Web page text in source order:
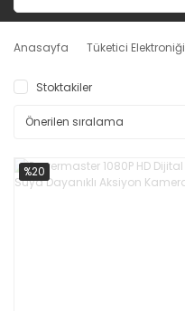
Anasayfa Tüketici Elektroniği
Stoktakiler
%20